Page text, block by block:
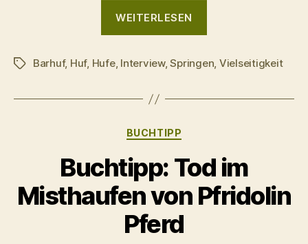
WEITERLESEN
9
an:
ihre
beiden
Haflinger“
Schlagwörter
Barhuf, Huf, Hufe, Interview,Springen, Vielseitigkeit
Kategorien
BUCHTIPP
Buchtipp: Tod im
Misthaufen von Pfridolin
Pferd